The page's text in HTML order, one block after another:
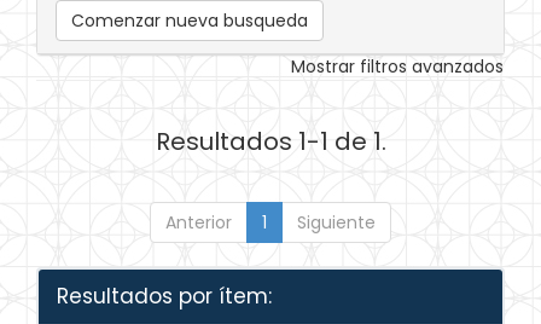
Comenzar nueva busqueda
Mostrar filtros avanzados
Resultados 1-1 de 1.
Anterior 1 Siguiente
Resultados por ítem: